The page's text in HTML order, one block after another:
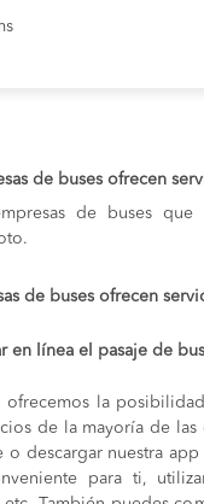
de buses ofrecen
de buses que
de buses ofrecen
en línea el pasaje de
ofrecemos la
de la mayoría de las
o descargar nuestra
para ti,